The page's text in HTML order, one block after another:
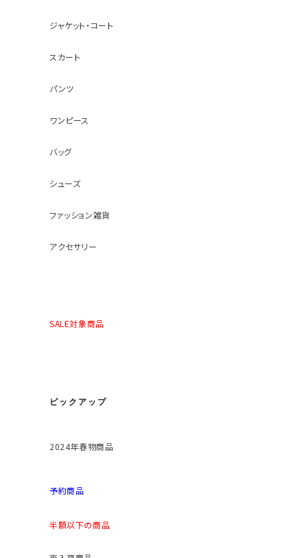
ジャケット・コート
スカート
パンツ
ワンピース
バッグ
シューズ
ファッション雑貨
アクセサリー
SALE対象商品
ピックアップ
2024年春物商品
予約商品
半額以下の商品